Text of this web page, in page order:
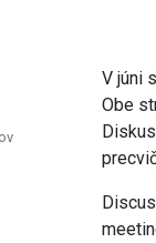
V júni
Obe